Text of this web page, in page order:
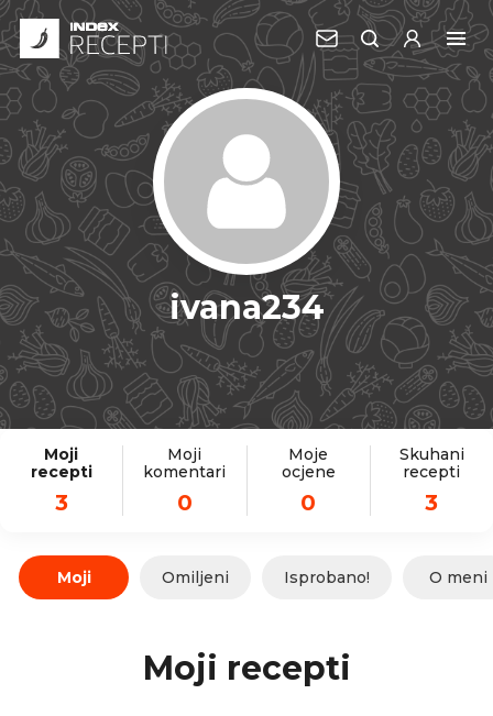
ivana234
Moji
recepti
3
Moji
komentari
0
Moje
ocjene
0
Skuhani
recepti
3
Moji Omiljeni Isprobano! O meni
Moji recepti